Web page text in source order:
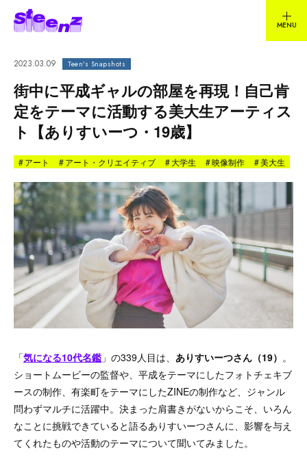
2023.03.09 Teen's Snapshots
街中に平成ギャルの部屋を再現！自己肯
定をテーマに活動する美大生アーティス
ト【ありすいーつ・19歳】
#アート #アート・クリエイティブ #大学生 #映像制作 #美大生
「気になる10代名鑑 」の339人目は、 ありすいーつさん（19） 。
ショートムービーの監督や、平成をテーマにしたフォトチェキブ
ースの制作、有楽町をテーマにしたZINEの制作など、ジャンル
問わずマルチに活躍中。決まった肩書きがないからこそ、いろん
なことに挑戦できていると語るありすいーつさんに、影響を与え
てくれたものや活動のテーマについて聞いてみました。